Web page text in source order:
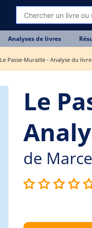
Analyses de livres
Le Passe-Muraille - Analyse du livre
Le
de